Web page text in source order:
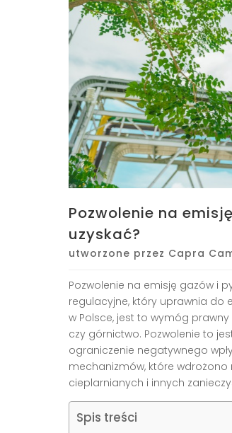
Pozwolenie na
uzyskać?
utworzone przez Capra
Pozwolenie na emisję gazów i
regulacyjne, który uprawnia do
w Polsce, jest to wymóg
czy górnictwo. Pozwolenie to
ograniczenie negatywnego
mechanizmów, które
cieplarnianych i innych
Spis treści